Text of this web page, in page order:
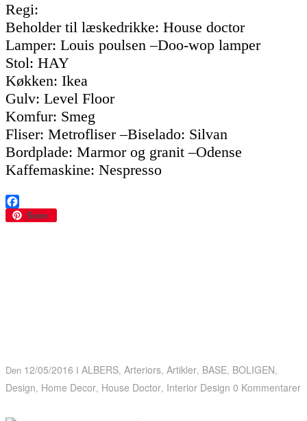
Regi:
Beholder til læskedrikke: House doctor
Lamper: Louis poulsen –Doo-wop lamper
Stol: HAY
Køkken: Ikea
Gulv: Level Floor
Komfur: Smeg
Fliser: Metrofliser –Biselado: Silvan
Bordplade: Marmor og granit –Odense
Kaffemaskine: Nespresso
Facebook
Save
Den 12/05/2016 I ALBERS, Arteriors, Artikler, BASE, BOLIGEN,
Design, Home Decor, House Doctor, Interior Design 0 Kommentarer